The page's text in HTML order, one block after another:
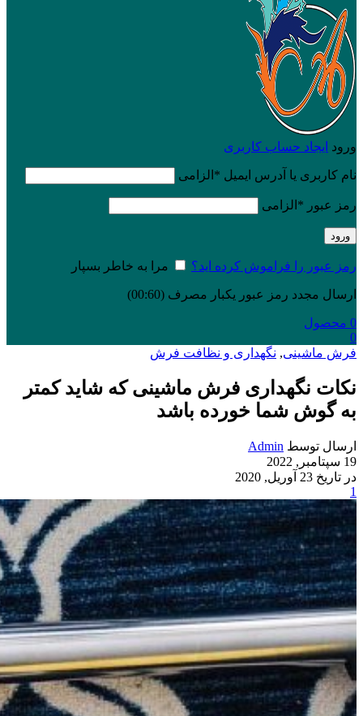
ورود ایجاد حساب کاربری
نام کاربری یا آدرس ایمیل * الزامی
رمز عبور * الزامی
ورود
رمز عبور را فراموش کرده اید؟ مرا به خاطر بسپار
ارسال مجدد رمز عبور یکبار مصرف (00:
60
)
0 محصول
0
فرش ماشینی, نگهداری و نظافت فرش
نکات نگهداری فرش ماشینی که شاید کمتر
به گوش شما خورده باشد
ارسال توسط Admin
19 سپتامبر, 2022
در تاریخ 23 آوریل, 2020
1